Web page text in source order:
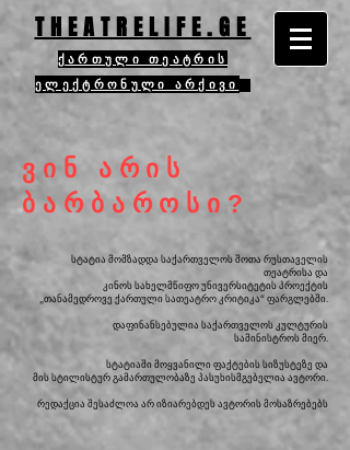
THEATRELIFE.GE
ქართული თეატრის
ელექტრონული არქივი
ვინ არის
ბარბაროსი?
სტატია მომზადდა საქართველოს შოთა რუსთაველის
თეატრისა და
კინოს სახელმწიფო უნივერსიტეტის პროექტის
„თანამედროვე ქართული სათეატრო კრიტიკა“ ფარგლებში.
დაფინანსებულია საქართველოს კულტურის
სამინისტროს მიერ.
სტატიაში მოყვანილი ფაქტების სიზუსტეზე და
მის სტილისტურ გამართულობაზე პასუხისმგებელია ავტორი.
რედაქცია შესაძლოა არ იზიარებდეს ავტორის მოსაზრებებს